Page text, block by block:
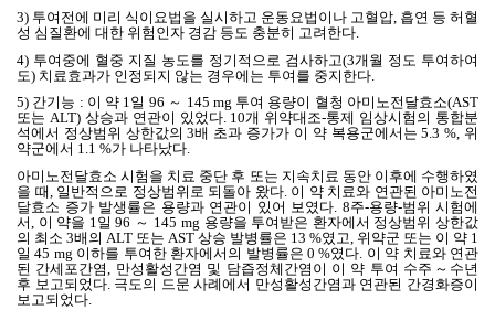
3) 투여전에 미리 식이요법을 실시하고 운동요법이나 고혈압, 흡연 등 허혈
성 심질환에 대한 위험인자 경감 등도 충분히 고려한다.
4) 투여중에 혈중 지질 농도를 정기적으로 검사하고(3개월 정도 투여하여
도) 치료효과가 인정되지 않는 경우에는 투여를 중지한다
5) 간기능 : 이 약 1일 96 ～ 145 mg 투여 용량이 혈청 아미노전달효소(AST
또는 ALT) 상승과 연관이 있었다. 10개 위약대조-통제 임상시험의 통합분
석에서 정상범위 상한값의 3배 초과 증가가 이 약 복용군에서는 5.3 %, 위
약군에서 1.1 %가 나타났다.
아미노전달효소 시험을 치료 중단 후 또는 지속치료 동안 이후에 수행하였
을 때, 일반적으로 정상범위로 되돌아 왔다. 이 약 치료와 연관된 아미노전
달효소 증가 발생률은 용량과 연관이 있어 보였다. 8주-용량-범위 시험에
서, 이 약을 1일 96 ～ 145 mg 용량을 투여받은 환자에서 정상범위 상한값
의 최소 3배의 ALT 또는 AST 상승 발병률은 13 %였고, 위약군 또는 이 약 1
일 45 mg 이하를 투여한 환자에서의 발병률은 0 %였다. 이 약 치료와 연관
된 간세포간염, 만성활성간염 및 담즙정체간염이 이 약 투여 수주～수년
후 보고되었다. 극도의 드문 사례에서 만성활성간염과 연관된 간경화증이
보고되었다.